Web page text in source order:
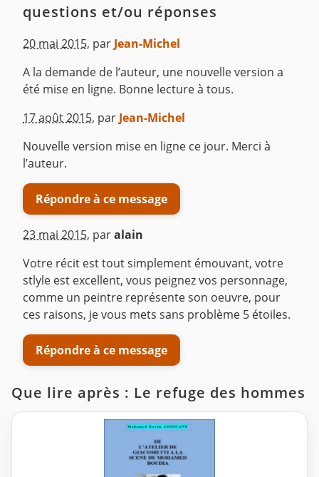
questions et/ou réponses
20 mai 2015, par Jean-Michel
A la demande de l’auteur, une nouvelle version a
été mise en ligne. Bonne lecture à tous.
^
17 août 2015, par Jean-Michel
Nouvelle version mise en ligne ce jour. Merci à
l’auteur.
Répondre à ce message
23 mai 2015, paralain
Votre récit est tout simplement émouvant, votre
stlyle est excellent, vous peignez vos personnage,
comme un peintre représente son oeuvre, pour
ces raisons, je vous mets sans problème 5 étoiles.
Répondre à ce message
Que lire après : Le refuge des hommes